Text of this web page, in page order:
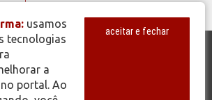
os Direitos Reservados - IECLB - Igreja
Luterana no Brasil - Portal Luteranos -
usamos
tecnologias
a
portal. Ao
aceitar e fechar